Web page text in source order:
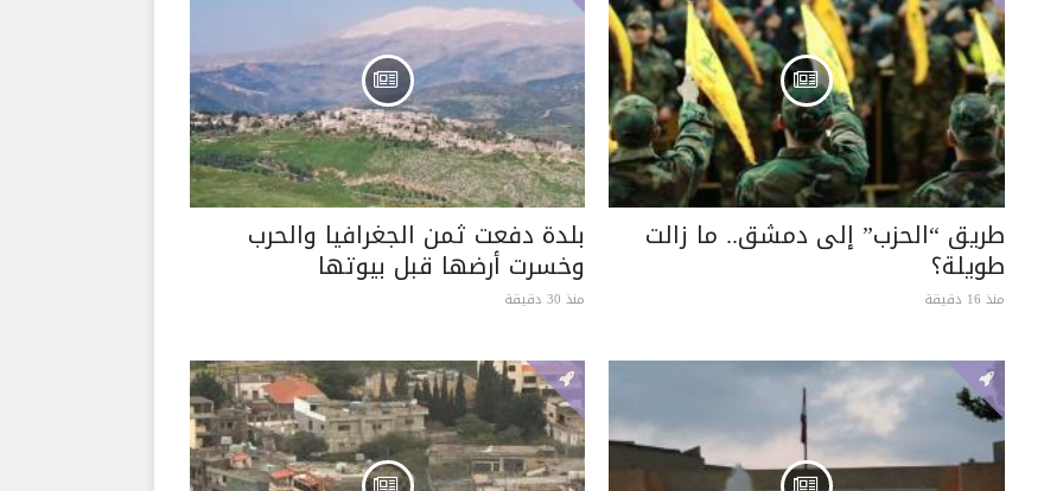
طريق “الحزب” إلى دمشق.. ما زالت
طويلة؟
منذ 16 دقيقة
بلدة دفعت ثمن الجغرافيا والحرب
وخسرت أرضها قبل بيوتها
منذ 30 دقيقة